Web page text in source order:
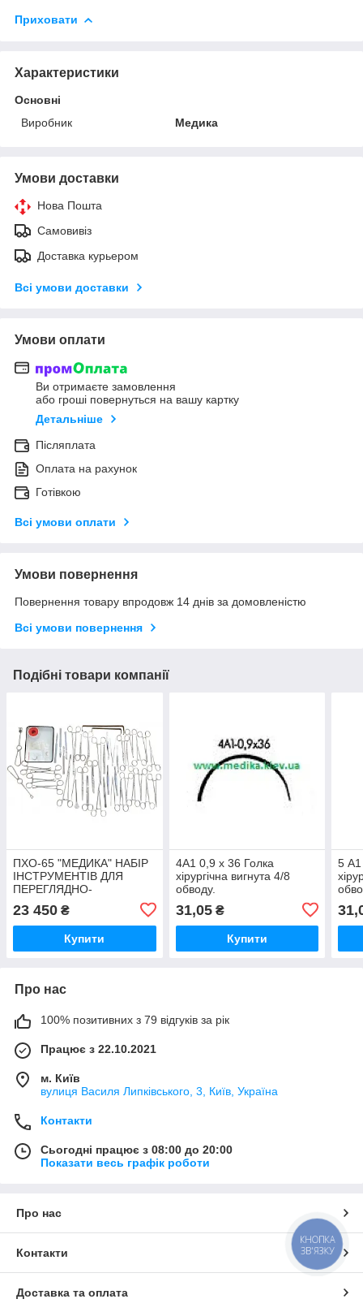
Приховати
Характеристики
Основні
Виробник
Медика
Умови доставки
Нова Пошта
Самовивіз
Доставка курьером
Всі умови доставки
Умови оплати
Ви отримаєте замовлення
або гроші повернуться на вашу картку
Детальніше
Післяплата
Оплата на рахунок
Готівкою
Всі умови оплати
Умови повернення
Повернення товару впродовж 14 днів за домовленістю
Всі умови повернення
Подібні товари компанії
ПХО-65 "МЕДИКА" НАБІР
ІНСТРУМЕНТІВ ДЛЯ
ПЕРЕГЛЯДНО-
ОБРАБУВАННЯ РАНИ
23 450 ₴
Купити
4А1 0,9 х 36 Голка
хірургічна вигнута 4/8
обводу.
31,05₴
Купити
5 А1
Про нас
100% позитивних з 79 відгуків за рік
Працює з 22.10.2021
м. Київ
вулиця Василя Липківського, 3, Київ, Україна
Контакти
Сьогодні працює з 08:00 до 20:00
Показати весь графік роботи
Про нас
Контакти
Доставка та оплата
КНОПКА
ЗВ'ЯЗКУ